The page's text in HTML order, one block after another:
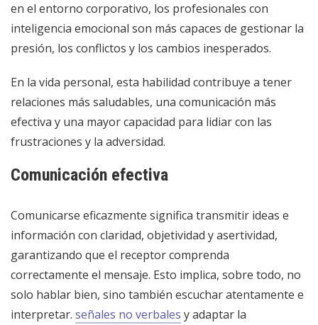
en el entorno corporativo, los profesionales con
inteligencia emocional son más capaces de gestionar la
presión, los conflictos y los cambios inesperados.
En la vida personal, esta habilidad contribuye a tener
relaciones más saludables, una comunicación más
efectiva y una mayor capacidad para lidiar con las
frustraciones y la adversidad.
Comunicación efectiva
Comunicarse eficazmente significa transmitir ideas e
información con claridad, objetividad y asertividad,
garantizando que el receptor comprenda
correctamente el mensaje. Esto implica, sobre todo, no
solo hablar bien, sino también escuchar atentamente e
interpretar. señales no verbales y adaptar la